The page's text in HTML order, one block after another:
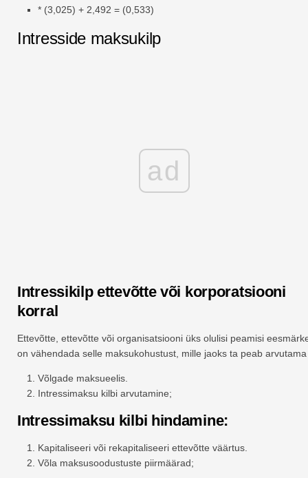
* (3,025) + 2,492 = (0,533)
Intresside maksukilp
ad
Intressikilp ettevõtte või korporatsiooni
korral
Ettevõtte, ettevõtte või organisatsiooni üks olulisi peamisi
on vähendada selle maksukohustust, mille jaoks ta peab arvutama
Võlgade maksueelis.
Intressimaksu kilbi arvutamine;
Intressimaksu kilbi hindamine:
Kapitaliseeri või rekapitaliseeri ettevõtte väärtus.
Võla maksusoodustuste piirmäärad;